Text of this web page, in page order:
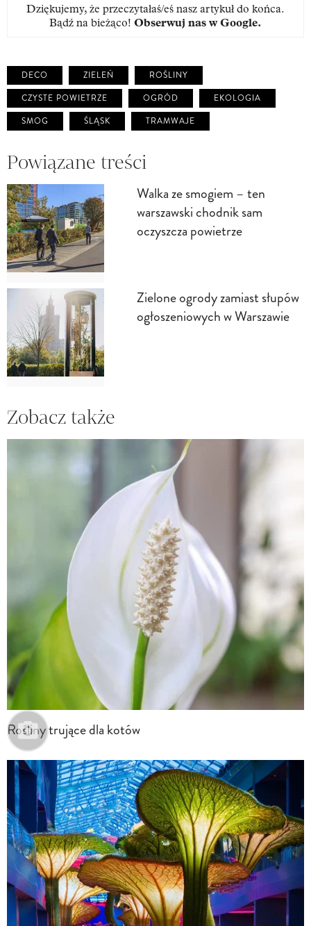
Dziękujemy, że przeczytałaś/eś nasz artykuł do końca.
Bądź na bieżąco! Obserwuj nas w Google.
DECO ZIELEŃ
ROŚLINY
CZYSTE POWIETRZE
OGRÓD
EKOLOGIA
SMOG
ŚLĄSK TRAMWAJE
Powiązane treści
Walka ze smogiem – ten
warszawski chodnik sam
oczyszcza powietrze
Zielone ogrody zamiast słupów
ogłoszeniowych w Warszawie
Zobacz także
Rośliny trujące dla kotów